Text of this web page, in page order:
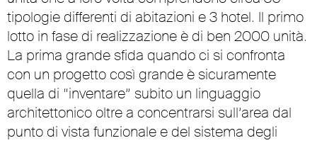
tipologie differenti di abitazioni e 3 hotel. Il primo
lotto in fase di realizzazione è di ben 2000 unità.
La prima grande sfida quando ci si confronta
con un progetto così grande è sicuramente
quella di “inventare” subito un linguaggio
architettonico oltre a concentrarsi sull’area dal
punto di vista funzionale e del sistema degli